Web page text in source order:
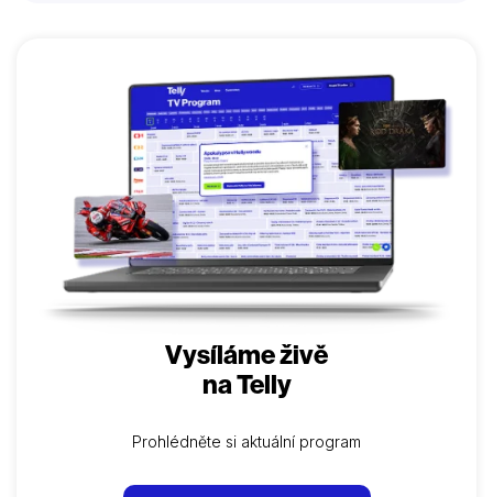
Vysíláme živě
na Telly
Prohlédněte si aktuální program